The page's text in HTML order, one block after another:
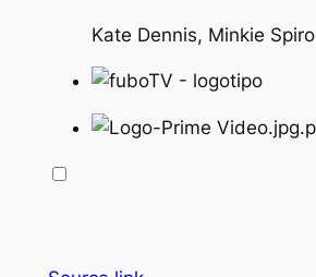
Kate Dennis, Minkie Spiro